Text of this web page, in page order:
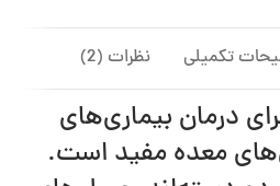
تکمیلی نظرات (2)
درمان بیماری‌های
معده مفید است.